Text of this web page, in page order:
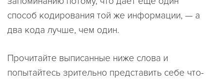
способ кодирования той же информации, — а
два кода лучше, чем один.
Прочитайте выписанные ниже слова и
попытайтесь зрительно представить себе что-